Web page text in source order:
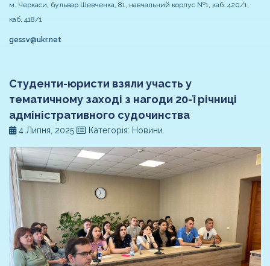
м. Черкаси, бульвар Шевченка, 81, навчальний корпус №1, каб. 420/1,
каб. 418/1
gessv@ukr.net
Студенти-юристи взяли участь у
тематичному заході з нагоди 20-ї річниці
адміністративного судочинства
4 Липня, 2025 Категорія: Новини